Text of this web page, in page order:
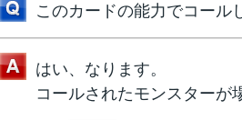
このカードの能力でコール
はい、なります。
コールされたモンスターが